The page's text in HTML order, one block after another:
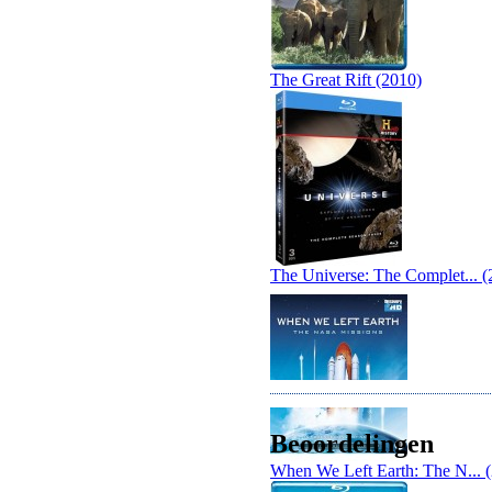
The Great Rift (2010)
The Universe: The Complet...
When We Left Earth: The N...
Beoordelingen